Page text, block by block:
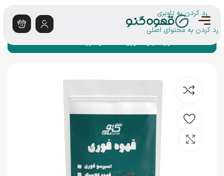
رد کردن به ناوبری
رد کردن به محتوای اصلی
بزرگنمایی تصویر